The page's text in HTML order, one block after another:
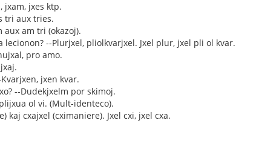
jxam, jxes ktp.
tri aux tries.
aux am tri (okazoj).
--Plurjxel, pliolkvarjxel. Jxel plur, jxel pli ol kvar.
pro amo.
jxen kvar.
--Dudekjxelm por skimoj.
ol vi. (Mult-identeco).
kaj cxajxel (cximaniere). Jxel cxi, jxel cxa.